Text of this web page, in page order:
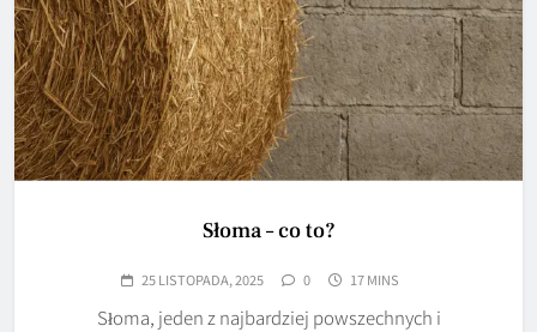
Słoma – co to?
25 LISTOPADA, 2025 0 17 MINS
Słoma, jeden z najbardziej powszechnych i